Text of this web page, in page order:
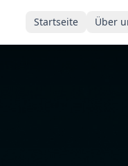
Startseite Über